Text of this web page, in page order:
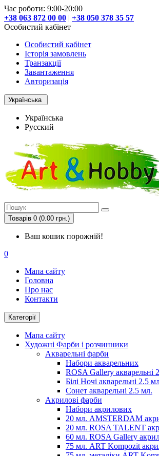
Час роботи: 9:00-20:00
+38 063 872 00 00 | +38 050 378 35 57
Особистий кабінет
Особистий кабінет
Історія замовлень
Транзакції
Завантаження
Авторизація
Українська
Українська
Русский
Товарів 0 (0.00 грн.)
Ваш кошик порожній!
0
Мапа сайту
Головна
Про нас
Контакти
Категорії
Мапа сайту
Художні Фарби і розчинники
Акварельні фарби
Набори акварельних
ROSA Gallery акварельні
Білі Ночі акварельні 2.5
Сонет акварельні 2.5 мл.
Акрилові фарби
Набори акрилових
20 мл. AMSTERDAM
20 мл. ROSA TALENT
60 мл. ROSA Gallery
75 мл. ART Kompozit